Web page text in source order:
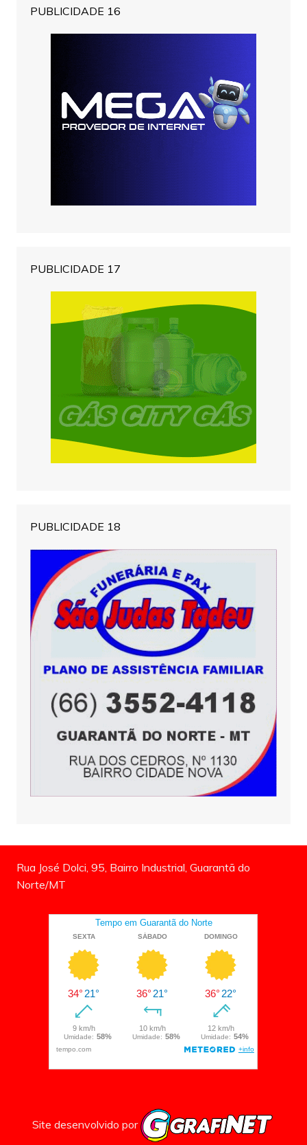
PUBLICIDADE 16
PUBLICIDADE 17
PUBLICIDADE 18
Rua José Dolci, 95, Bairro Industrial, Guarantã do
Norte/MT
Site desenvolvido por